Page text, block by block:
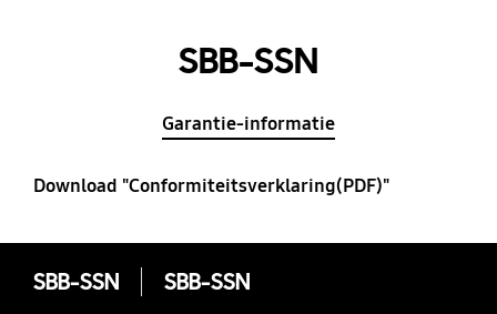
SBB-SSN
Garantie-informatie
Download "Conformiteitsverklaring(PDF)"
SBB-SSN SBB-SSN